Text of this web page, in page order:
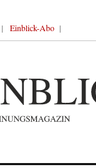
Einblick-Abo